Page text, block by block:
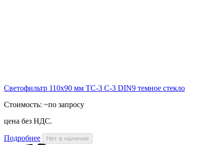
Светофильтр 110х90 мм ТС-3 С-3 DIN9 темное стекло
Стоимость: ~по запросу
цена без НДС.
Подробнее Нет в наличии